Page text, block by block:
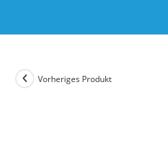
Vorheriges Produkt